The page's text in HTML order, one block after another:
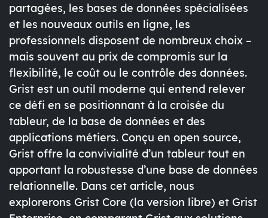
partagées, les bases de données spécialisées
et les nouveaux outils en ligne, les
professionnels disposent de nombreux choix –
mais souvent au prix de compromis sur la
flexibilité, le coût ou le contrôle des données.
Grist est un outil moderne qui entend relever
ce défi en se positionnant à la croisée du
tableur, de la base de données et des
applications métiers. Conçu en open source,
Grist offre la convivialité d’un tableur tout en
apportant la robustesse d’une base de données
relationnelle. Dans cet article, nous
explorerons Grist Core (la version libre) et Grist